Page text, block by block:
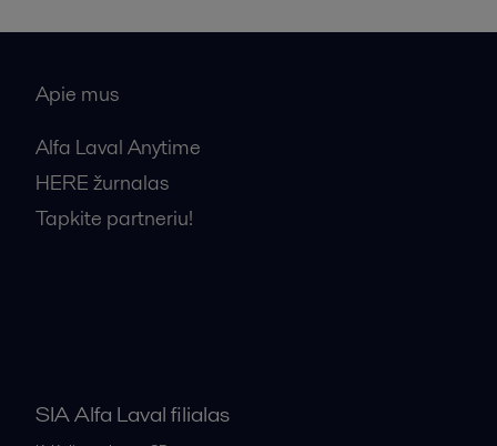
Apie mus
Alfa Laval Anytime
HERE žurnalas
Tapkite partneriu!
SIA Alfa Laval filialas